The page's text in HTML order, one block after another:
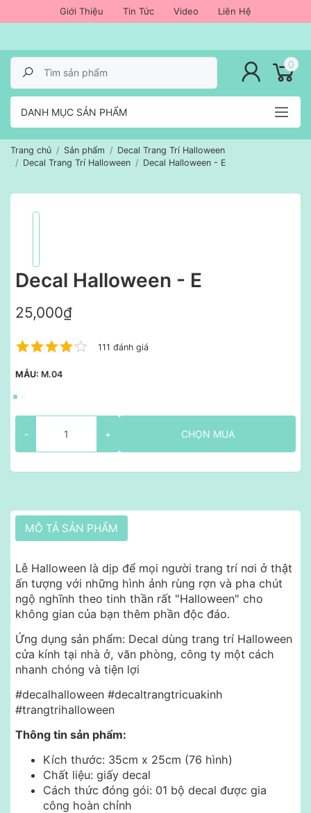
Giới Thiệu Tin Tức Video Liên Hệ
DANH MỤC SẢN PHẨM
0
Trang chủ Sản phẩm
Decal Trang Trí Halloween
Decal Trang Trí Halloween
Decal Halloween - E
Decal Halloween - E
25,000₫
111 đánh giá
MẪU: M.04
- + CHỌN MUA
MÔ TẢ SẢN PHẨM
Lễ Halloween là dịp để mọi người trang trí nơi ở thật
ấn tượng với những hình ảnh rùng rợn và pha chút
ngộ nghĩnh theo tinh thần rất "Halloween" cho
không gian của bạn thêm phần độc đáo.
Ứng dụng sản phẩm: Decal dùng trang trí Halloween
cửa kính tại nhà ở, văn phòng, công ty một cách
nhanh chóng và tiện lợi
#decalhalloween #decaltrangtricuakinh
#trangtrihalloween
Thông tin sản phẩm:
Kích thước: 35cm x 25cm (76 hình)
Chất liệu: giấy decal
Cách thức đóng gói: 01 bộ decal được gia
công hoàn chỉnh